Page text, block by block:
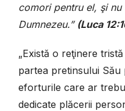
comori pentru el, şi
Dumnezeu.” (Luca
„Există o reţinere
partea pretinsului Său
eforturile care ar
dedicate plăcerii